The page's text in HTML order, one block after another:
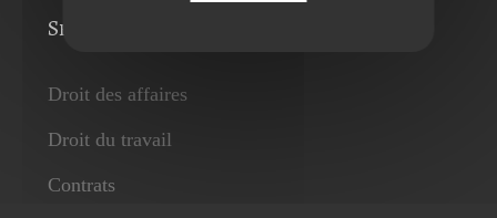
Services
Droit des affaires
Droit du travail
Contrats